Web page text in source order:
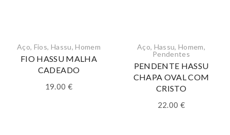
Aço, Fios, Hassu,Homem
FIO HASSU MALHA
CADEADO
19.00 €
Aço, Hassu,Homem,
Pendentes
PENDENTE HASSU
CHAPA OVAL COM
CRISTO
22.00 €